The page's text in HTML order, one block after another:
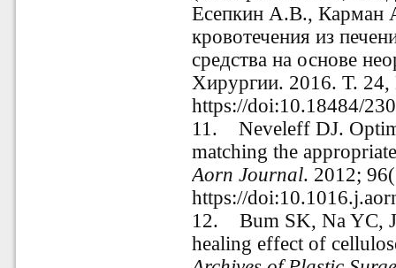
Есепкин А.В., Карман
кровотечения из
средства на основе
Хирургии. 2016. Т.
https://doi:10.18484/
11.
Neveleff DJ.
matching the
Aorn Journal. 2012;
https://
12.
Bum SK, Na YC,
healing effect of